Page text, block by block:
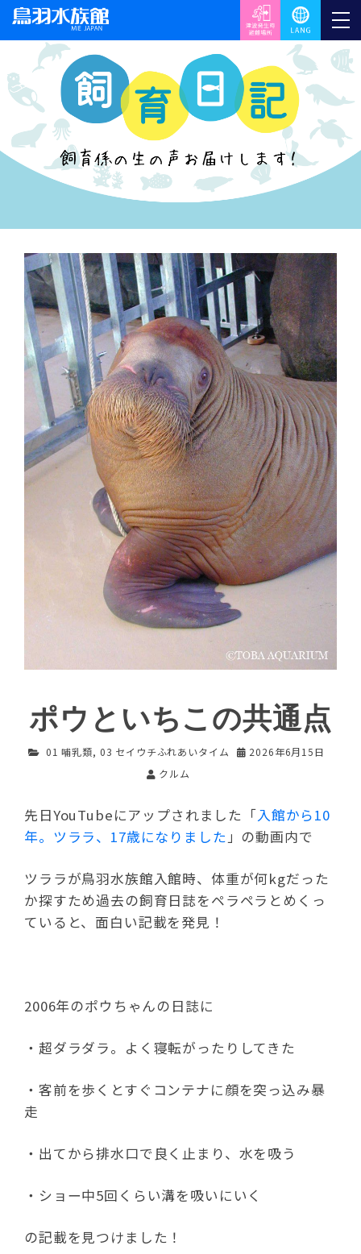
ポウといちこの共通点
01 哺乳類, 03 セイウチふれあいタイム
2026年6月15日
クルム
先日YouTubeにアップされました「入館から10
年。ツララ、17歳になりました」の動画内で
ツララが鳥羽水族館入館時、体重が何kgだった
か探すため過去の飼育日誌をペラペラとめくっ
ていると、面白い記載を発見！
2006年のポウちゃんの日誌に
・超ダラダラ。よく寝転がったりしてきた
・客前を歩くとすぐコンテナに顔を突っ込み暴
走
・出てから排水口で良く止まり、水を吸う
・ショー中5回くらい溝を吸いにいく
の記載を見つけました！